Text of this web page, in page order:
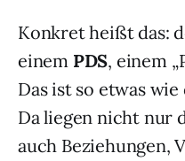
Konkret heißt das:
einem PDS, einem
Das ist so etwas
Da liegen nicht nur
auch Beziehungen,